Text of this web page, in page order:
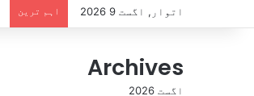
اتوار, اگست 9 2026 اہم ترین
Archives
اگست 2026